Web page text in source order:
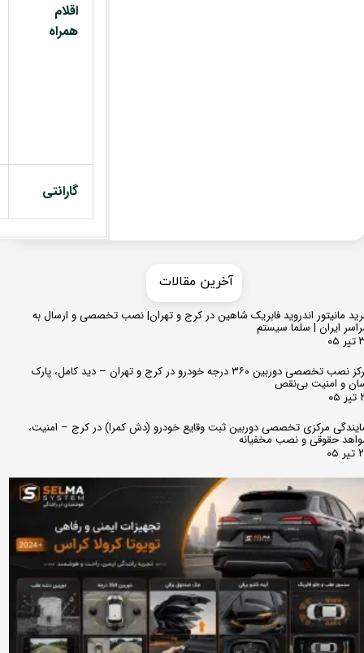
اقلام
همراه
گارانتی
مانیتور اندروید فابریک شاهین در کرج و تهران| نصب تخصصی و ارسال به
ایران | سلما سیستم
مرکز نصب تخصصی دوربین ۳۶۰ درجه خودرو در کرج و تهران – دید کامل، پارک
و امنیت بی‌نقص
مرکزی تخصصی دوربین ثبت وقایع خودرو (دش کمرا) در کرج – امنیت،
حقوقی و نصب مخفیانه
​​آخرین مقالات